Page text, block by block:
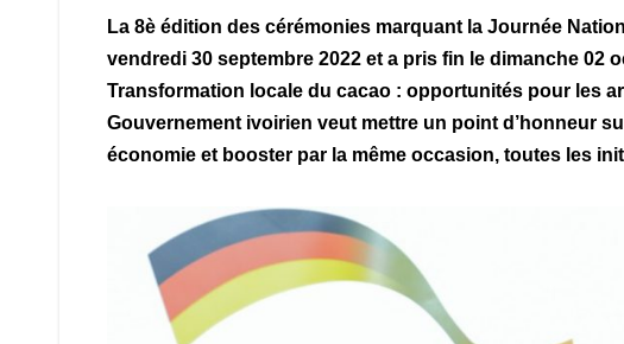
La 8è édition des cérémonies marquant la Journée
vendredi 30 septembre 2022 et a pris fin le dimanche 02
Transformation locale du cacao : opportunités pour les
Gouvernement ivoirien veut mettre un point d’honneur
économie et booster par la même occasion, toutes les